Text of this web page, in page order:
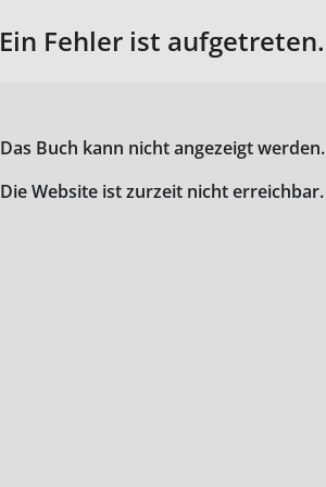
Ein Fehler ist aufgetreten.
Das Buch kann nicht angezeigt werden.
Die Website ist zurzeit nicht erreichbar.